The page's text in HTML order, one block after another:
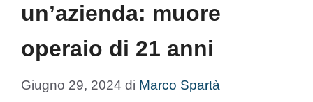
un’azienda: muore
operaio di 21 anni
Giugno 29, 2024 di Marco Spartà